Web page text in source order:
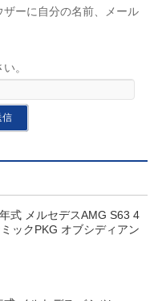
ーに自分の名前、メール
。
式 メルセデスAMG S63 4
ックPKG オブシディアン